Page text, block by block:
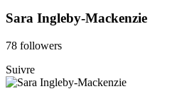
Sara Ingleby-Mackenzie
78 followers
Suivre